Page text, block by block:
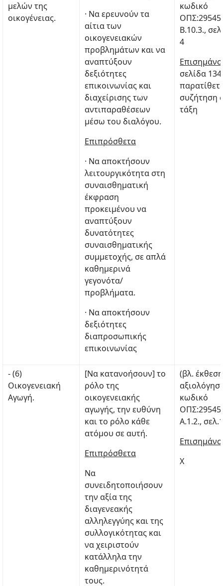
μελών της
οικογένειας.
· Να ερευνούν τα
αίτια των
οικογενειακών
προβλημάτων και να
αναπτύξουν
δεξιότητες
επικοινωνίας και
διαχείρισης των
αντιπαραθέσεων
μέσω του διαλόγου.
Επιπρόσθετα
· Να αποκτήσουν
λειτουργικότητα στη
συναισθηματική
έκφραση
προκειμένου να
αναπτύξουν
δυνατότητες
συναισθηματικής
συμμετοχής, σε απλά
καθημερινά
γεγονότα/
προβλήματα.
· Να αποκτήσουν
δεξιότητες
διαπροσωπικής
επικοινωνίας
κωδικό
Β.10.3.,
4
σελίδα 134
συζήτηση
τάξη
- (6)
Οικογενειακή
Αγωγή.
[Να κατανοήσουν] το
ρόλο της
οικογενειακής
αγωγής, την ευθύνη
και το ρόλο κάθε
ατόμου σε αυτή.
Επιπρόσθετα
Να
συνειδητοποιήσουν
την αξία της
διαγενεακής
αλληλεγγύης και της
συλλογικότητας και
να χειριστούν
κατάλληλα την
καθημερινότητά
τους.
(βλ. έκθεση
κωδικό
Α.1.2.,
Χ